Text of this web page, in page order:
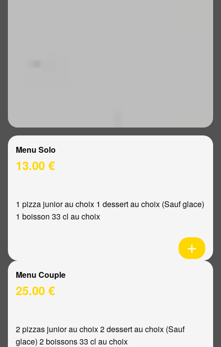
Menu Solo
13.00 €
1 pizza junior au choix 1 dessert au choix (Sauf glace)
1 boisson 33 cl au choix
Menu Couple
25.00 €
2 pizzas junior au choix 2 dessert au choix (Sauf
glace) 2 boissons 33 cl au choix